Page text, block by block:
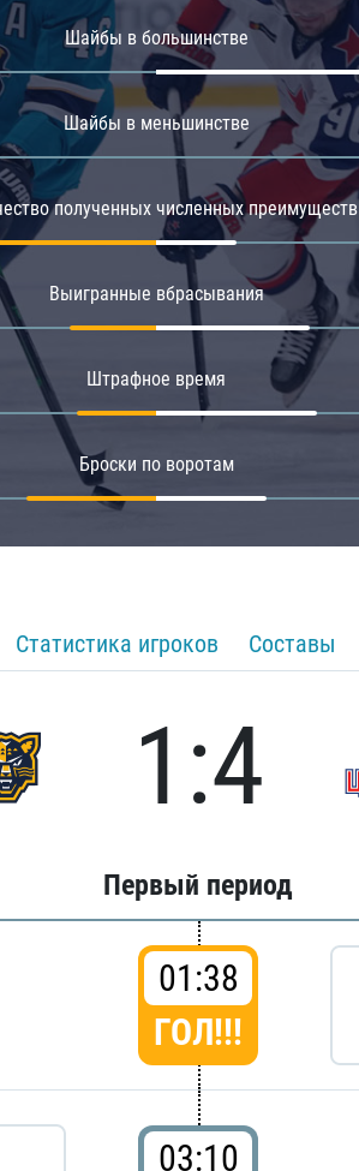
Амур
Барыс
Салават Юлаев
Шайбы в большинстве
Шайбы в меньшинстве
полученных численных преимуществ
Выигранные вбрасывания
Штрафное время
Броски по воротам
Статистика игроков Составы
1:4
Первый период
01:38
ГОЛ!!!
03:10